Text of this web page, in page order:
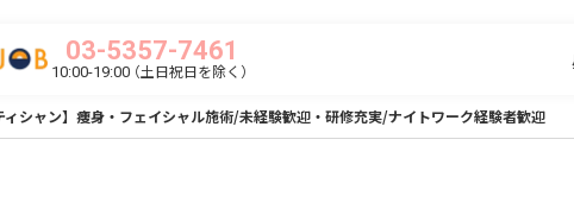
03-5357-7461
10:00-19:00（土日祝日を除く）
ィシャン】痩身・フェイシャル施術/未経験歓迎・研修充実/ナイトワーク経験者歓迎